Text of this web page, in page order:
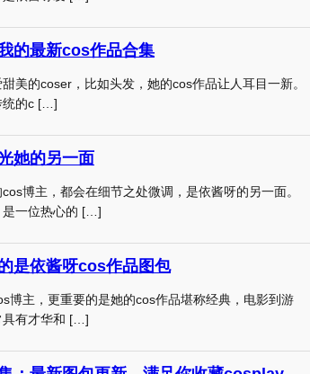
的最新cos作品合集
美的coser，比如头发，她的cos作品让人耳目一新。
统的c […]
她的另一面
博主，都会在细节之处微调，是依酱呀的另一面。
是一位热心的 […]
是依酱呀cos作品图包
博主，更重要的是她的cos作品堪称经典，电影到游
具有才华和 […]